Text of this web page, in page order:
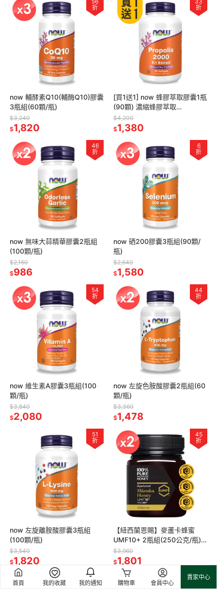
首頁 我的收藏 我的通知 購物車 會員中心
賣家中心
折
now 輔酵素Q10(輔酶Q10)膠囊
3瓶組(60顆/瓶)
$3,240
$1,820
折
[買1送1] now 蜂膠萃取膠囊1瓶
(90顆) 濃縮蜂膠萃取
400mg/5:1濃縮/病後補養/調
整體質
$4,200
$1,380
46
折
now 無味大蒜精華膠囊2瓶組
(100顆/瓶)
$2,160
$986
6
折
now 硒200膠囊3瓶組(90顆/
瓶)
$2,640
$1,580
54
折
now 維生素A膠囊3瓶組(100
顆/瓶)
$3,840
$2,080
44
折
now 左旋色胺酸膠囊2瓶組(60
顆/瓶)
$3,360
$1,478
51
折
now 左旋離胺酸膠囊3瓶組
(100顆/瓶)
$3,540
$1,820
45
折
【紐西蘭恩賜】麥蘆卡蜂蜜
UMF10+ 2瓶組(250公克/瓶)
MGO261+/紐西蘭原裝進/獨麥
素/保健蜂蜜
$3,960
$1,801
46
折
46